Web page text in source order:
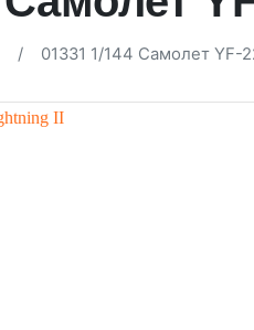
01331 1/144 Самолет YF-